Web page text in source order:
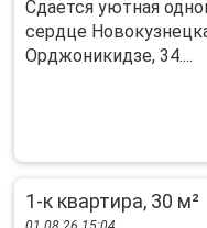
Сдается уютная
сердце
Орджоникидзе, 34....
1-к квартира, 30 м²